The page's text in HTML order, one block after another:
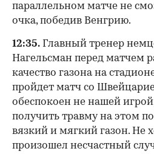
параллельном матче не
очка, победив Венгрию.
12:35. Главный тренер
Нагельсман перед матчем
качество газона на
пройдет матч со
обеспокоен не нашей
получить травму на этом
вязкий и мягкий газон. Не
произошел несчастный